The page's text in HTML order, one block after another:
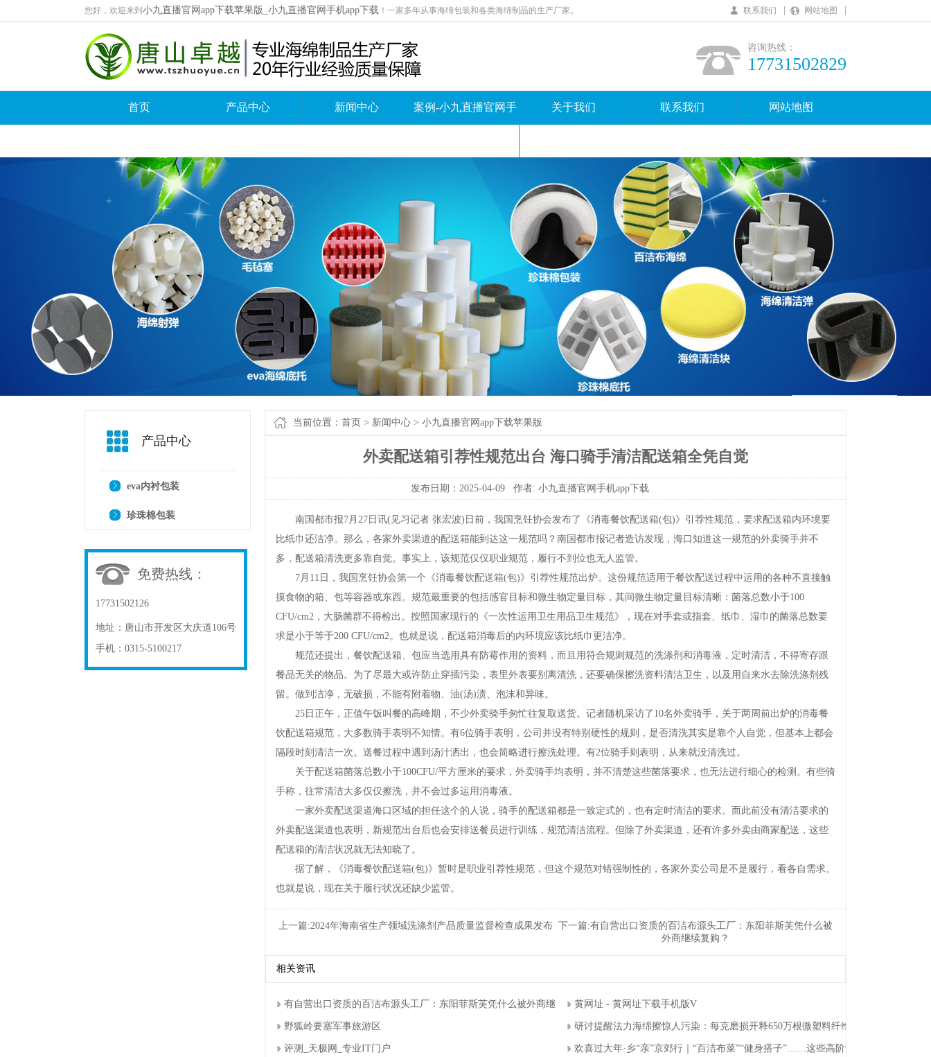
您好，欢迎来到 小九直播官网app下载苹果版_小九直播官网手机app下载 ！ 一家多年从事海绵包装和各类海绵制品的生产厂家。 联系我们 网站地图
咨询热线：
17731502829
首页 产品中心 新闻中心 案例-小九直播官网手 关于我们 联系我们 网站地图
产品中心
eva内衬包装
珍珠棉包装
免费热线：
17731502126
地址： 唐山市开发区大庆道106号
手机： 0315-5100217
当前位置： 首页 > 新闻中心 > 小九直播官网app下载苹果版
外卖配送箱引荐性规范出台海口骑手清洁配送箱全凭自觉
发布日期：2025-04-09作者: 小九直播官网手机app下载
南国都市报7月27日讯(见习记者张宏波)日前，我国烹饪协会发布了《消毒餐饮配送箱(包)》引荐性规范，要求配送箱内环境要
比纸巾还洁净。那么，各家外卖渠道的配送箱能到达这一规范吗？南国都市报记者造访发现，海口知道这一规范的外卖骑手并不
多，配送箱清洗更多靠自觉。事实上，该规范仅仅职业规范，履行不到位也无人监管。
7月11日，我国烹饪协会第一个《消毒餐饮配送箱(包)》引荐性规范出炉。这份规范适用于餐饮配送过程中运用的各种不直接触
摸食物的箱、包等容器或东西。规范最重要的包括感官目标和微生物定量目标，其间微生物定量目标清晰：菌落总数小于100
CFU/cm2，大肠菌群不得检出。按照国家现行的《一次性运用卫生用品卫生规范》，现在对手套或指套、纸巾、湿巾的菌落总数要
求是小于等于200CFU/cm2。也就是说，配送箱消毒后的内环境应该比纸巾更洁净。
规范还提出，餐饮配送箱、包应当选用具有防霉作用的资料，而且用符合规则规范的洗涤剂和消毒液，定时清洁，不得寄存跟
餐品无关的物品。为了尽最大或许防止穿插污染，表里外表要别离清洗，还要确保擦洗资料清洁卫生，以及用自来水去除洗涤剂残
留。做到洁净，无破损，不能有附着物、油(汤)渍、泡沫和异味。
25日正午，正值午饭叫餐的高峰期，不少外卖骑手匆忙往复取送货。记者随机采访了10名外卖骑手，关于两周前出炉的消毒餐
饮配送箱规范，大多数骑手表明不知情。有6位骑手表明，公司并没有特别硬性的规则，是否清洗其实是靠个人自觉，但基本上都会
隔段时刻清洁一次。送餐过程中遇到汤汁洒出，也会简略进行擦洗处理。有2位骑手则表明，从来就没清洗过。
关于配送箱菌落总数小于100CFU/平方厘米的要求，外卖骑手均表明，并不清楚这些菌落要求，也无法进行细心的检测。有些骑
手称，往常清洁大多仅仅擦洗，并不会过多运用消毒液。
一家外卖配送渠道海口区域的担任这个的人说，骑手的配送箱都是一致定式的，也有定时清洁的要求。而此前没有清洁要求的
外卖配送渠道也表明，新规范出台后也会安排送餐员进行训练，规范清洁流程。但除了外卖渠道，还有许多外卖由商家配送，这些
配送箱的清洁状况就无法知晓了。
据了解，《消毒餐饮配送箱(包)》暂时是职业引荐性规范，但这个规范对错强制性的，各家外卖公司是不是履行，看各自需求。
也就是说，现在关于履行状况还缺少监管。
上一篇:2024年海南省生产领域洗涤剂产品质量监督检查成果发布 下一篇:有自营出口资质的百洁布源头工厂：东阳菲斯芙凭什么被
外商继续复购？
相关资讯
有自营出口资质的百洁布源头工厂：东阳菲斯芙凭什么被外商继续复购？黄网址-黄网址下载手机版V
野狐岭要塞军事旅游区 研讨提醒法力海绵擦惊人污染：每克磨损开释650万根微塑料纤维
评测_天极网_专业IT门户 欢喜过大年·乡“亲”京郊行｜“百洁布菜”“健身搭子”……这些高阶刮油菜你吃过吗？